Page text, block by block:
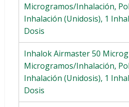
Microgramos/Inhalación,
Inhalación (Unidosis), 1
Dosis
Inhalok Airmaster 50
Microgramos/Inhalación,
Inhalación (Unidosis), 1
Dosis